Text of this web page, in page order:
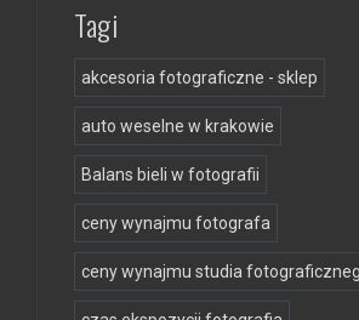
Tagi
akcesoria fotograficzne - sklep
auto weselne w krakowie
Balans bieli w fotografii
ceny wynajmu fotografa
ceny wynajmu studia